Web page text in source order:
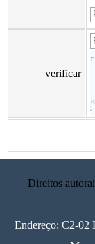
verificar
Direitos
Endereço: C2-02